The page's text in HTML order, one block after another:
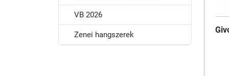
VB 2026
Zenei hangszerek